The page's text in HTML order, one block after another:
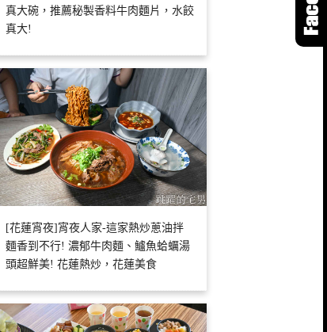
真大碗，推薦秘製香料牛肉麵片，水餃
真大!
[花蓮宵夜]宵夜人家-這家熱炒蔥油拌
麵香到不行! 濃郁牛肉麵、鱸魚蛤蠣湯
頭超鮮美! 花蓮熱炒，花蓮美食